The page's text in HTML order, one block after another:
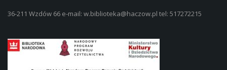
36-211 Wzdów 66 e-mail: w.biblioteka@haczow.pl tel: 517272215